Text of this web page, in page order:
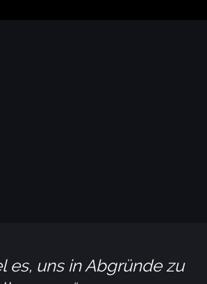
es, uns in Abgründe zu